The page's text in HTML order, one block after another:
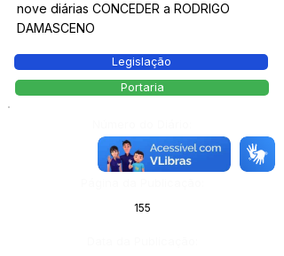
nove diárias CONCEDER a RODRIGO
DAMASCENO
Legislação
Portaria
14143
155